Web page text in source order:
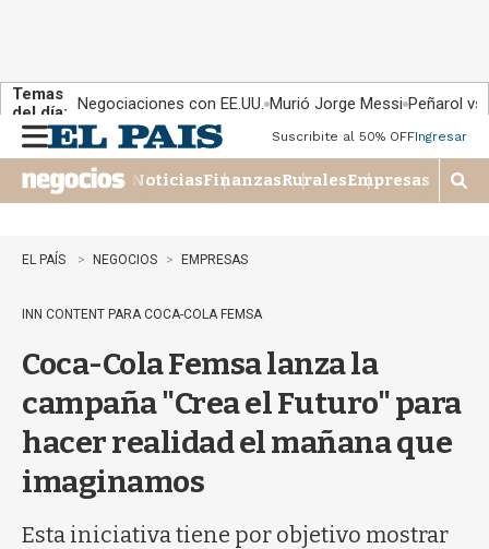
Temas
del día: Negociaciones con EE.UU. Murió Jorge Messi Peñarol
n
u
Suscribite al 50% OFFIngresar
NoticiasFinanzasRuralesEmpresas
M
o
q
EL PAÍS NEGOCIOS EMPRESAS
INN CONTENT PARA COCA-COLA FEMSA
Coca-Cola Femsa lanza la
campaña "Crea el Futuro" para
hacer realidad el mañana que
imaginamos
Esta iniciativa tiene por objetivo mostrar